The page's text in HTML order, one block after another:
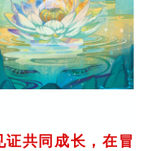
共同成长，在冒